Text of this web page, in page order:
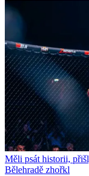
Měli psát historii,
Bělehradě zhořkl